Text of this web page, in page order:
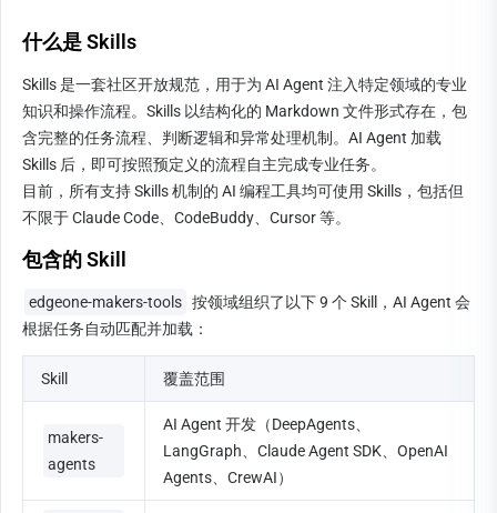
什么是 Skills
Skills 是一套社区开放规范，用于为 AI Agent 注入特定领域的专业
知识和操作流程。Skills 以结构化的 Markdown 文件形式存在，包
含完整的任务流程、判断逻辑和异常处理机制。AI Agent 加载
Skills 后，即可按照预定义的流程自主完成专业任务。
目前，所有支持 Skills 机制的 AI 编程工具均可使用 Skills，包括但
不限于 Claude Code、CodeBuddy、Cursor 等。
包含的 Skill
edgeone-makers-tools 按领域组织了以下 9 个 Skill，AI Agent 会
根据任务自动匹配并加载：
Skill 覆盖范围
makers-
agents
AI Agent 开发（DeepAgents、
LangGraph、Claude Agent SDK、OpenAI
Agents、CrewAI）